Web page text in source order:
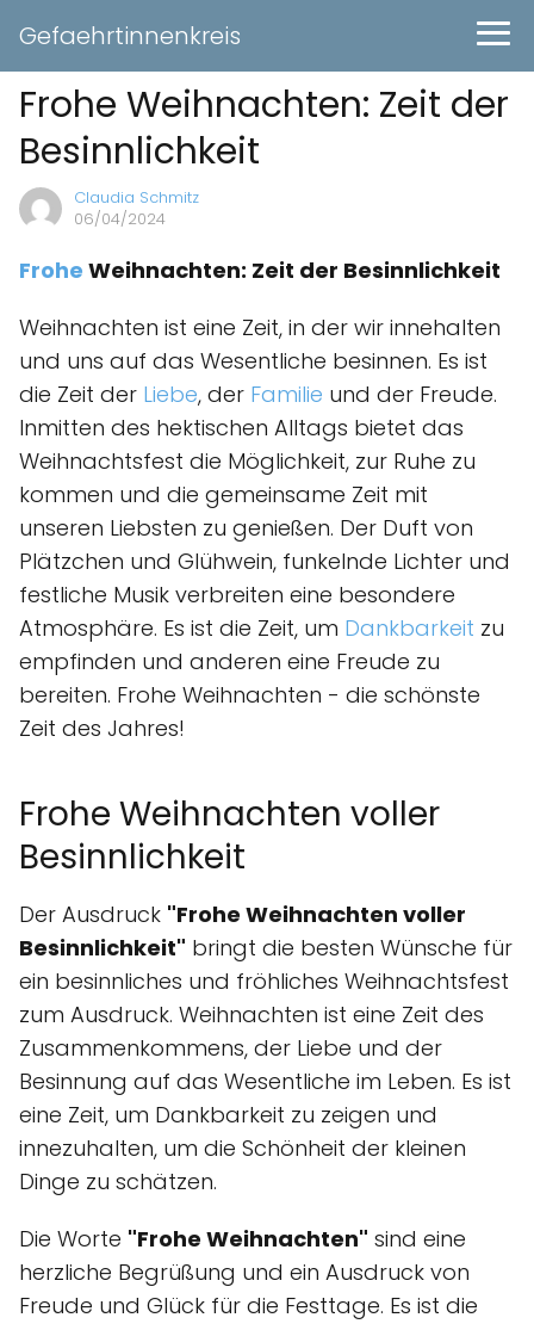
Gefaehrtinnenkreis
Frohe Weihnachten: Zeit der
Besinnlichkeit
Claudia Schmitz
06/04/2024
Frohe Weihnachten: Zeit der Besinnlichkeit
Weihnachten ist eine Zeit, in der wir innehalten
und uns auf das Wesentliche besinnen. Es ist
die Zeit der Liebe, der Familie und der Freude.
Inmitten des hektischen Alltags bietet das
Weihnachtsfest die Möglichkeit, zur Ruhe zu
kommen und die gemeinsame Zeit mit
unseren Liebsten zu genießen. Der Duft von
Plätzchen und Glühwein, funkelnde Lichter und
festliche Musik verbreiten eine besondere
Atmosphäre. Es ist die Zeit, um Dankbarkeit zu
empfinden und anderen eine Freude zu
bereiten. Frohe Weihnachten - die schönste
Zeit des Jahres!
Frohe Weihnachten voller
Besinnlichkeit
Der Ausdruck "Frohe Weihnachten voller
Besinnlichkeit" bringt die besten Wünsche für
ein besinnliches und fröhliches Weihnachtsfest
zum Ausdruck. Weihnachten ist eine Zeit des
Zusammenkommens, der Liebe und der
Besinnung auf das Wesentliche im Leben. Es ist
eine Zeit, um Dankbarkeit zu zeigen und
innezuhalten, um die Schönheit der kleinen
Dinge zu schätzen.
Die Worte "Frohe Weihnachten" sind eine
herzliche Begrüßung und ein Ausdruck von
Freude und Glück für die Festtage. Es ist die